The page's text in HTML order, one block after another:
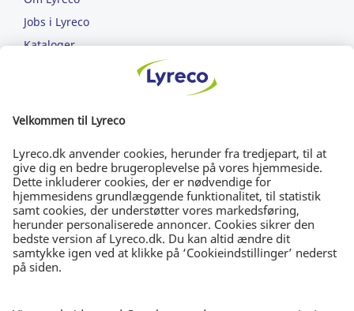
Jobs i Lyreco
Kataloger
Læs om ansvarlighed
ET NEMMERE ARBEJDSLIV
FRI FRAGT
Bestil for min. 699 kr.
DAG-TIL-DAG-LEVERING
Bestil inden kl. 15.30
30 DAGES RETURRET
I ubrudt emballage